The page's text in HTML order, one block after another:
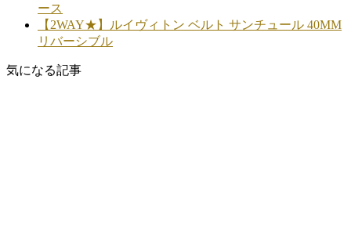
ース
【2WAY★】ルイヴィトン ベルト サンチュール 40MM
リバーシブル
気になる記事